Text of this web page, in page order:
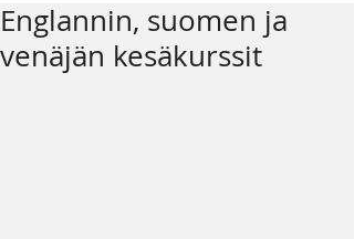
Englannin, suomen ja
venäjän kesäkurssit